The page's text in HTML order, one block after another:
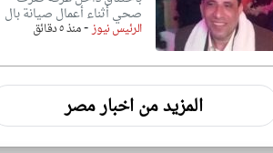
صحي أثناء أعمال صيانة بال
الرئيس نيوز-منذ ٥ دقائق
المزيد من اخبار مصر